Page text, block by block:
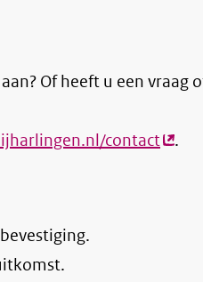
Of heeft u een vraag
contact .